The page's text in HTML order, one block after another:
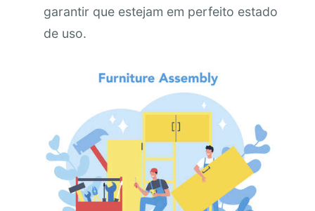
garantir que estejam em perfeito estado
de uso.